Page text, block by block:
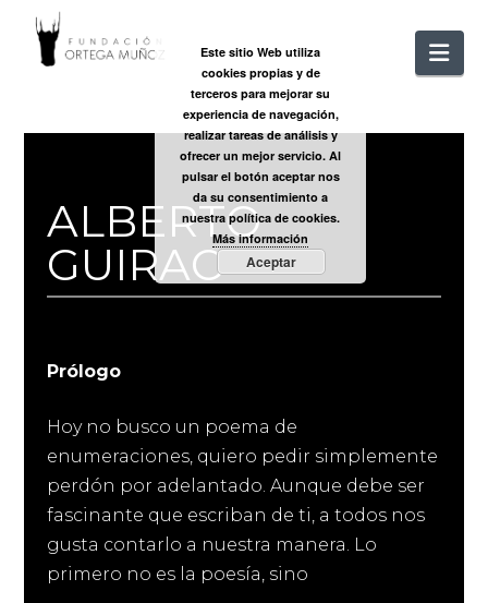
ORTEGA
MUÑOZ
ALBERTO
GUIRAO
Prólogo
Hoy no busco un poema de
enumeraciones, quiero pedir simplemente
perdón por adelantado. Aunque debe ser
fascinante que escriban de ti, a todos nos
gusta contarlo a nuestra manera. Lo
primero no es la poesía, sino
Este sitio Web utiliza
cookies propias y de
terceros para mejorar su
experiencia de navegación,
realizar tareas de análisis y
ofrecer un mejor servicio. Al
pulsar el botón aceptar nos
da su consentimiento a
nuestra política de cookies.
Más información
Aceptar